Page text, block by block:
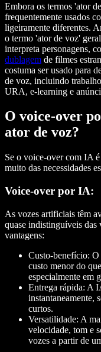
Embora os termos 'ator
frequentemente usados
ligeiramente diferentes.
o termo 'ator de voz'
interpreta personagens,
dublagem de filmes
costuma ser usado para
de voz, incluindo
URA, e-learning e
O voice-over
ator de voz?
Se o voice-over com IA
muito das necessidades
Voice-over por IA:
As vozes artificiais têm
quase indistinguíveis das
vantagens:
Custo-benefício: O
custo menor do
especialmente em
Entrega rápida: A
instantaneamente,
curtos.
Versatilidade: A
velocidade, tom e
vozes a partir de